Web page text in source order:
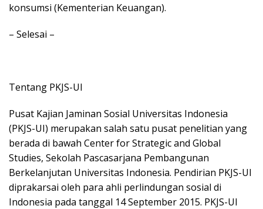
konsumsi (Kementerian Keuangan).
– Selesai –
Tentang PKJS-UI
Pusat Kajian Jaminan Sosial Universitas Indonesia
(PKJS-UI) merupakan salah satu pusat penelitian yang
berada di bawah Center for Strategic and Global
Studies, Sekolah Pascasarjana Pembangunan
Berkelanjutan Universitas Indonesia. Pendirian PKJS-UI
diprakarsai oleh para ahli perlindungan sosial di
Indonesia pada tanggal 14 September 2015. PKJS-UI